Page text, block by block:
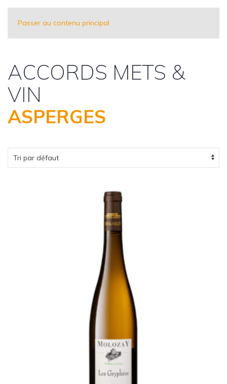
Passer au contenu principal
ACCORDS METS &
VIN
ASPERGES